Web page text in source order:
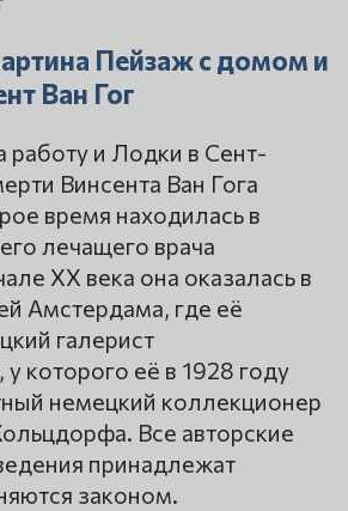
Пейзаж с домом и
Ван Гог
работу и Лодки в Сент-
Винсента Ван Гога
время находилась в
лечащего врача
XX века она оказалась в
Амстердама, где её
галерист
которого её в 1928 году
немецкий коллекционер
Все авторские
принадлежат
законом.